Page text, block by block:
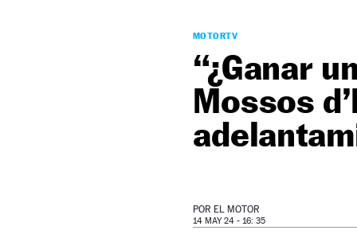
MOTORTV
“¿Ganar
Mossos
POR EL MOTOR
14 MAY 24 - 16: 35